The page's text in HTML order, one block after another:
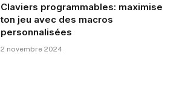
Claviers programmables: maximise
ton jeu avec des macros
personnalisées
2 novembre 2024